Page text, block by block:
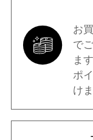
お
で
ま
ポ
け